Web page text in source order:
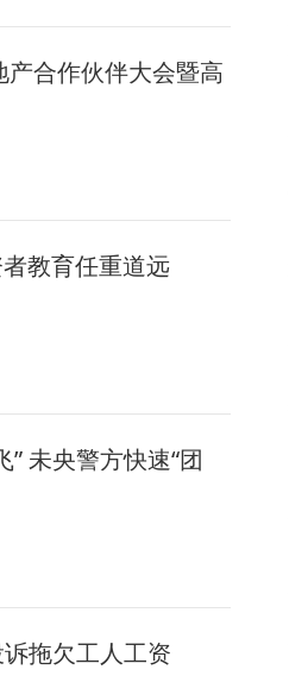
合作伙伴大会暨高
教育任重道远
” 未央警方快速“团
拖欠工人工资